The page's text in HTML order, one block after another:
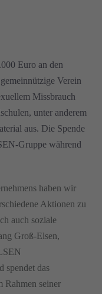
Euro an den
Verein
Missbrauch
unter anderem
aus. Die Spende
Gruppe während
haben wir
Aktionen zu
auch soziale
Groß-Elsen,
spendet das
Rahmen seiner